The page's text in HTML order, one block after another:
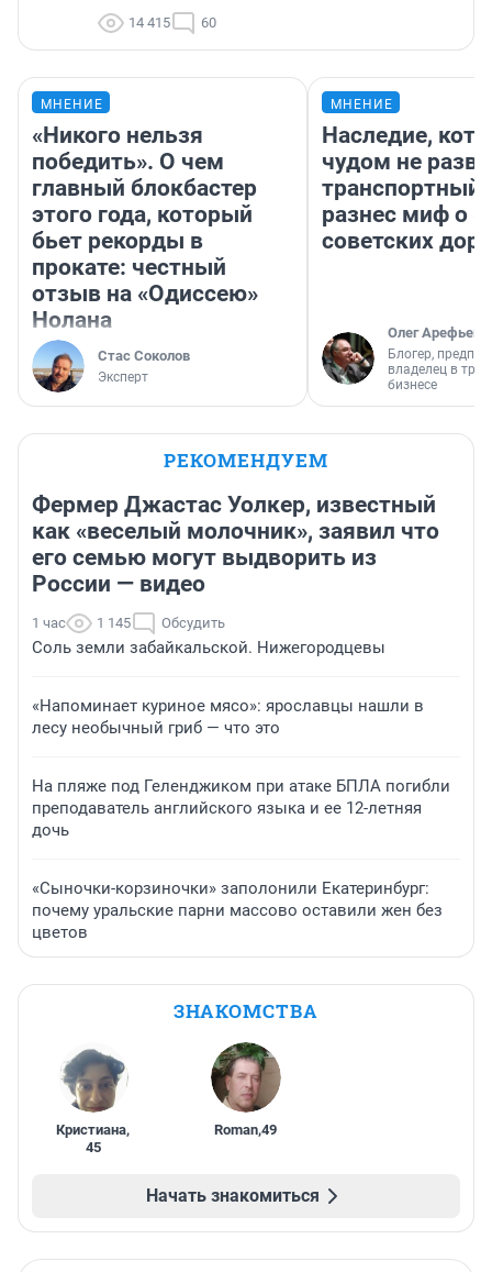
14 415 60
МНЕНИЕ
«Никого нельзя
победить». О чем
главный блокбастер
этого года, который
бьет рекорды в
прокате: честный
отзыв на «Одиссею»
Нолана
Стас Соколов
Эксперт
МНЕНИЕ
Наследие,
чудом не
транспортный
разнес миф о
советских
Олег Арефьев
Блогер,
владелец в
бизнесе
РЕКОМЕНДУЕМ
Фермер Джастас Уолкер, известный
как «веселый молочник», заявил что
его семью могут выдворить из
России — видео
1 час 1 145 Обсудить
Соль земли забайкальской. Нижегородцевы
«Напоминает куриное мясо»: ярославцы нашли в
лесу необычный гриб — что это
На пляже под Геленджиком при атаке БПЛА погибли
преподаватель английского языка и ее 12-летняя
дочь
«Сыночки-корзиночки» заполонили Екатеринбург:
почему уральские парни массово оставили жен без
цветов
ЗНАКОМСТВА
Кристиана,
45
Roman,49
Начать знакомиться